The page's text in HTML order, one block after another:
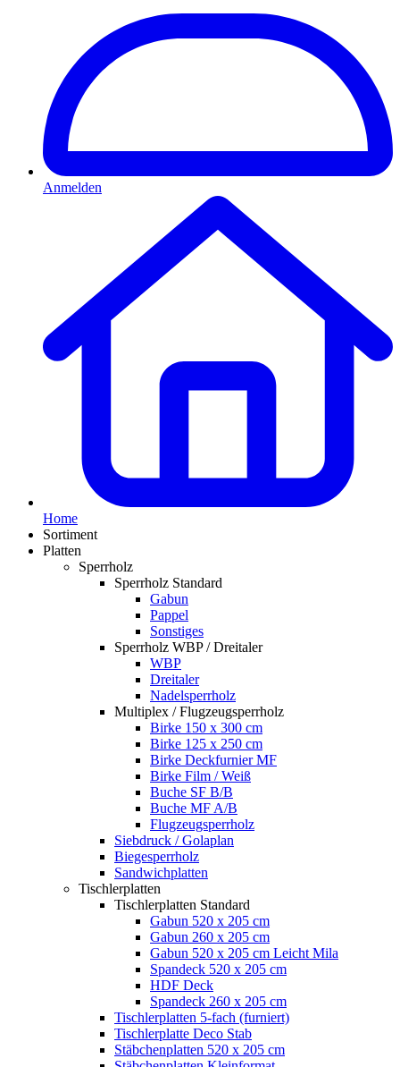
Anmelden
Home
Sortiment
Platten
Sperrholz
Sperrholz Standard
Gabun
Pappel
Sonstiges
Sperrholz WBP / Dreitaler
WBP
Dreitaler
Nadelsperrholz
Multiplex / Flugzeugsperrholz
Birke 150 x 300 cm
Birke 125 x 250 cm
Birke Deckfurnier MF
Birke Film / Weiß
Buche SF B/B
Buche MF A/B
Flugzeugsperrholz
Siebdruck / Golaplan
Biegesperrholz
Sandwichplatten
Tischlerplatten
Tischlerplatten Standard
Gabun 520 x 205 cm
Gabun 260 x 205 cm
Gabun 520 x 205 cm Leicht Mila
Spandeck 520 x 205 cm
HDF Deck
Spandeck 260 x 205 cm
Tischlerplatten 5-fach (furniert)
Tischlerplatte Deco Stab
Stäbchenplatten 520 x 205 cm